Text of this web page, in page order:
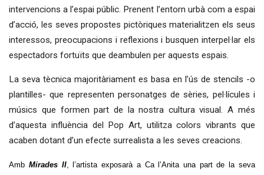
intervencions a l’espai públic. Prenent l’entorn urbà com a espai
d’acció, les seves propostes pictòriques materialitzen els seus
interessos, preocupacions i reflexions i busquen interpel·lar els
espectadors fortuïts que deambulen per aquests espais.
La seva tècnica majoritàriament es basa en l’ús de stencils -o
plantilles- que representen personatges de sèries, pel·lícules i
músics que formen part de la nostra cultura visual. A més
d’aquesta influència del Pop Art, utilitza colors vibrants que
acaben dotant d’un efecte surrealista a les seves creacions.
Amb Mirades II,
l’artista exposarà a Ca l’Anita una part de la seva